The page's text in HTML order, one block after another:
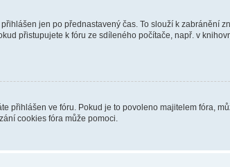
jen po přednastavený čas. To slouží k zabránění
přistupujete k fóru ze sdíleného počítače, např. v
přihlášen ve fóru. Pokud je to povoleno majitelem fóra,
cookies fóra může pomoci.